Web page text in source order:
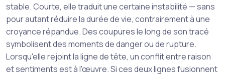
stable. Courte, elle traduit une certaine instabilité — sans
pour autant réduire la durée de vie, contrairement à une
croyance répandue. Des coupures le long de son tracé
symbolisent des moments de danger ou de rupture.
Lorsqu'elle rejoint la ligne de tête, un conflit entre raison
et sentiments est à l'œuvre. Si ces deux lignes fusionnent